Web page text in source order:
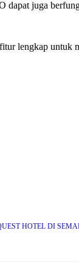
juga
lengkap untuk
HOTEL DI